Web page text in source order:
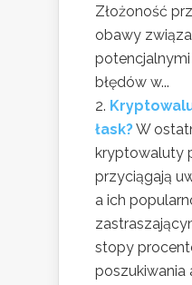
Złożoność
obawy
błędów w...
łask?W
kryptowaluty
przyciągają
a ich
stopy
poszukiwania